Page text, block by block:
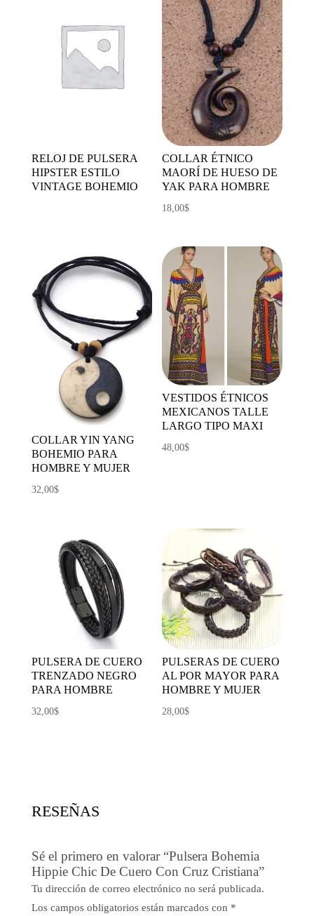
RELOJ DE PULSERA
HIPSTER ESTILO
VINTAGE BOHEMIO
COLLAR ÉTNICO
MAORÍ DE HUESO DE
YAK PARA HOMBRE
18,00$
COLLAR YIN YANG
BOHEMIO PARA
HOMBRE Y MUJER
32,00$
VESTIDOS ÉTNICOS
MEXICANOS TALLE
LARGO TIPO MAXI
48,00$
PULSERA DE CUERO
TRENZADO NEGRO
PARA HOMBRE
32,00$
PULSERAS DE CUERO
AL POR MAYOR PARA
HOMBRE Y MUJER
28,00$
RESEÑAS
Sé el primero en valorar “Pulsera Bohemia
Hippie Chic De Cuero Con Cruz Cristiana”
Tu dirección de correo electrónico no será publicada.
Los campos obligatorios están marcados con *